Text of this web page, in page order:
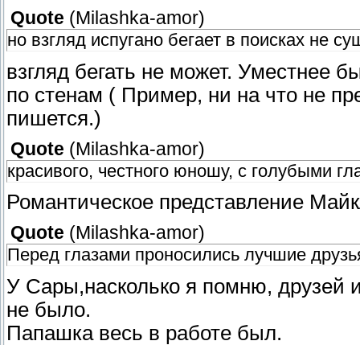
Quote (Milashka-amor)
но взгляд испугано бегает в поисках не
взгляд бегать не может. Уместнее
по стенам ( Пример, ни на что не
пишется.)
Quote (Milashka-amor)
красивого, честного юношу, с голубыми
Романтическое представление
Quote (Milashka-amor)
Перед глазами проносились лучшие
У Сары,насколько я помню, друзей
не было.
Папашка весь в работе был.